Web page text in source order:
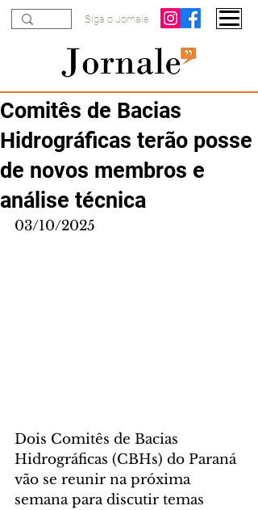
Siga o Jornale
Comitês de Bacias
Hidrográficas terão posse
de novos membros e
análise técnica
03/10/2025
Dois Comitês de Bacias
Hidrográficas (CBHs) do Paraná
vão se reunir na próxima
semana para discutir temas